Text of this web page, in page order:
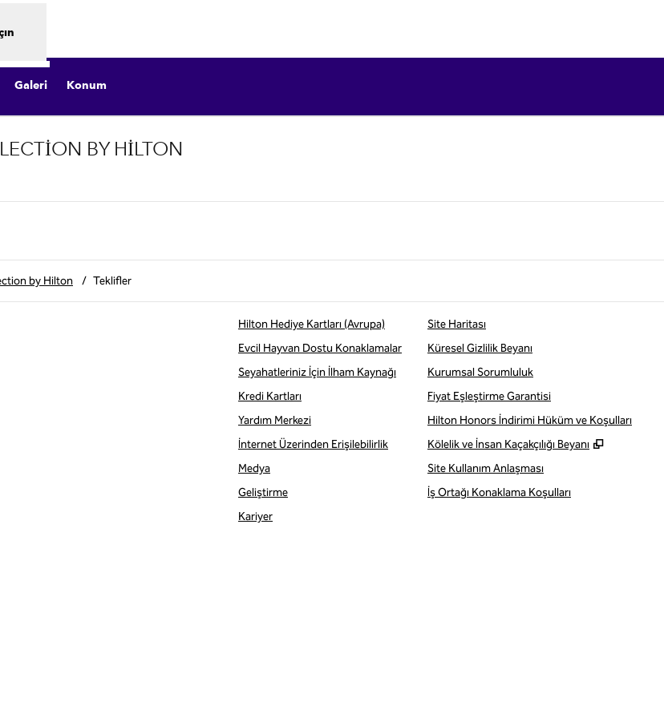
Galeri Konum
BY HILTON
by Hilton / Teklifler
Hilton Hediye Kartları (Avrupa)
Evcil Hayvan Dostu Konaklamalar
Seyahatleriniz İçin İlham Kaynağı
Kredi Kartları
Yardım Merkezi
İnternet Üzerinden Erişilebilirlik
Medya
Geliştirme
Kariyer
Site Haritası
Küresel Gizlilik Beyanı
Kurumsal Sorumluluk
Fiyat Eşleştirme Garantisi
Hilton Honors İndirimi Hüküm ve Koşulları
Kölelik ve İnsan Kaçakçılığı Beyanı
,
Site Kullanım Anlaşması
İş Ortağı Konaklama Koşulları